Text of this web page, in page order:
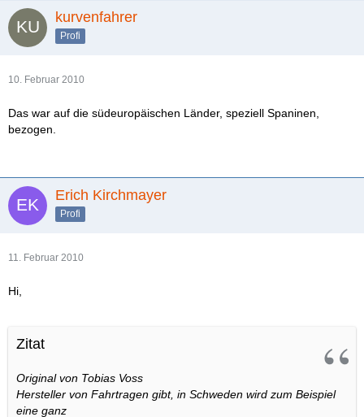
kurvenfahrer
Profi
10. Februar 2010
Das war auf die südeuropäischen Länder, speziell Spaninen,
bezogen.
Erich Kirchmayer
Profi
11. Februar 2010
Hi,
Zitat
Original von Tobias Voss
Hersteller von Fahrtragen gibt, in Schweden wird zum Beispiel
eine ganz